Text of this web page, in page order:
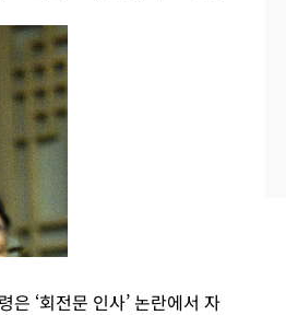
‘회전문 인사’ 논란에서 자